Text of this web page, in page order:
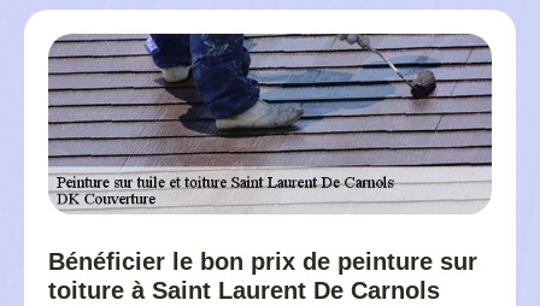
Bénéficier le bon prix de peinture sur
toiture à Saint Laurent De Carnols